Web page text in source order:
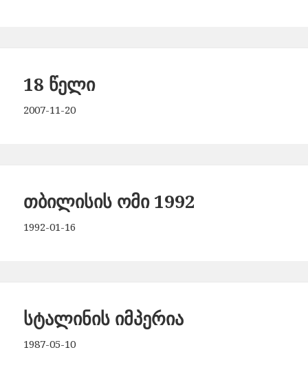
18 წელი
2007-11-20
თბილისის ომი 1992
1992-01-16
სტალინის იმპერია
1987-05-10